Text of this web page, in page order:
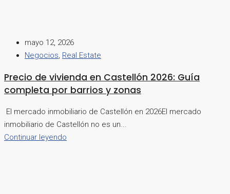
mayo 12, 2026
Negocios, Real Estate
Precio de vivienda en Castellón 2026: Guía
completa por barrios y zonas
El mercado inmobiliario de Castellón en 2026El mercado
inmobiliario de Castellón no es un...
Continuar leyendo